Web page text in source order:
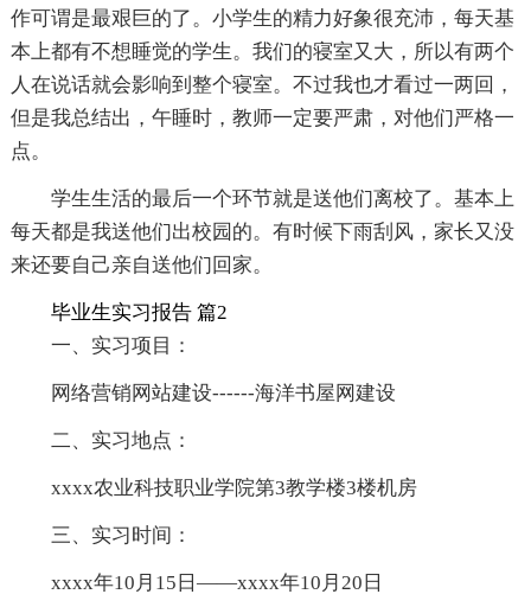
作可谓是最艰巨的了。小学生的精力好象很充沛，每天基
本上都有不想睡觉的学生。我们的寝室又大，所以有两个
人在说话就会影响到整个寝室。不过我也才看过一两回，
但是我总结出，午睡时，教师一定要严肃，对他们严格一
点。
学生生活的最后一个环节就是送他们离校了。基本上
每天都是我送他们出校园的。有时候下雨刮风，家长又没
来还要自己亲自送他们回家。
毕业生实习报告 篇2
一、实习项目：
网络营销网站建设------海洋书屋网建设
二、实习地点：
xxxx农业科技职业学院第3教学楼3楼机房
三、实习时间：
xxxx年10月15日——xxxx年10月20日